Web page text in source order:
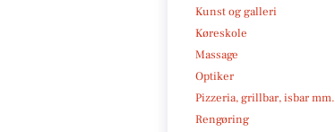
Kunst og galleri
Køreskole
Massage
Optiker
Pizzeria, grillbar, isbar mm.
Rengøring